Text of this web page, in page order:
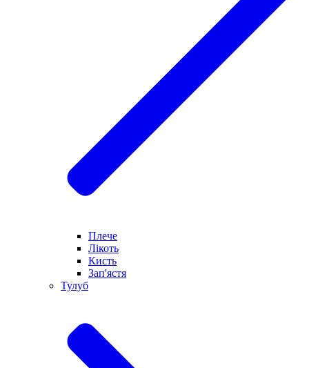
Плече
Лікоть
Кисть
Зап'ястя
Тулуб